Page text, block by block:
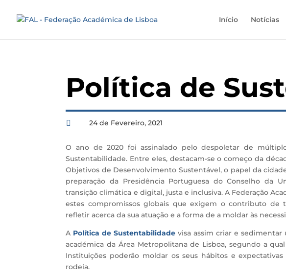
Início Notícias
Política de
 24 de Fevereiro, 2021
O ano de 2020 foi assinalado pelo despoletar de
Sustentabilidade. Entre eles, destacam-se o começo da
Objetivos de Desenvolvimento Sustentável, o papel da
preparação da Presidência Portuguesa do Conselho da
transição climática e digital, justa e inclusiva. A Federação
estes compromissos globais que exigem o contributo de
refletir acerca da sua atuação e a forma de a moldar às
A Política de Sustentabilidade visa assim criar e
académica da Área Metropolitana de Lisboa, segundo a
Instituições poderão moldar os seus hábitos e
rodeia.